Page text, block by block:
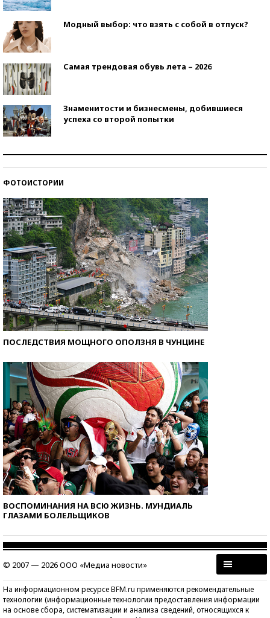
Модный выбор: что взять с собой в отпуск?
Самая трендовая обувь лета – 2026
Знаменитости и бизнесмены, добившиеся
успеха со второй попытки
ФОТОИСТОРИИ
ПОСЛЕДСТВИЯ МОЩНОГО ОПОЛЗНЯ В ЧУНЦИНЕ
ВОСПОМИНАНИЯ НА ВСЮ ЖИЗНЬ. МУНДИАЛЬ
ГЛАЗАМИ БОЛЕЛЬЩИКОВ
© 2007 — 2026 ООО «Медиа новости»
На информационном ресурсе BFM.ru применяются рекомендательные
технологии (информационные технологии предоставления информации
на основе сбора, систематизации и анализа сведений, относящихся к